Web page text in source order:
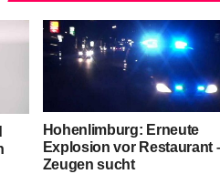
Hohenlimburg: Erneute
Explosion vor Restaurant
Zeugen sucht